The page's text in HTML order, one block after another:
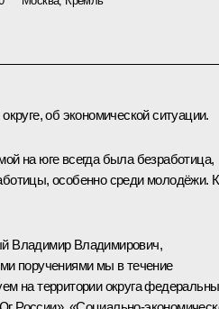
об экономической ситуации.
на юге всегда была безработица,
особенно среди молодёжи.
Владимир Владимирович,
поручениями мы в течение
на территории округа